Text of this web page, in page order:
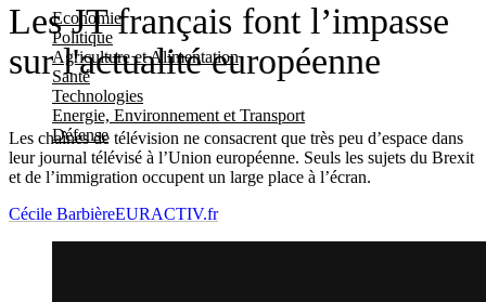
Economie
Politique
Agriculture et Alimentation
Santé
Technologies
Energie, Environnement et Transport
Défense
Les JT français font l’impasse
sur l'actualité européenne
Les chaînes de télévision ne consacrent que très peu d’espace dans
leur journal télévisé à l’Union européenne. Seuls les sujets du Brexit
et de l’immigration occupent un large place à l’écran.
Cécile BarbièreEURACTIV.fr